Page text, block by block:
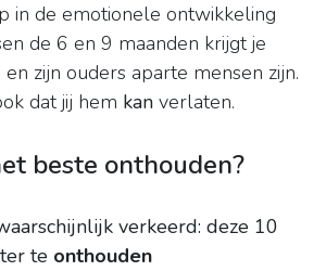
in de emotionele ontwikkeling
de 6 en 9 maanden krijgt je
zijn ouders aparte mensen zijn.
dat jij hem kan verlaten.
beste onthouden?
verkeerd: deze 10
te onthouden